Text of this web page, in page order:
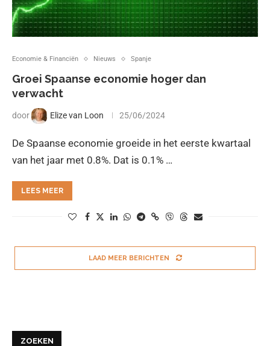
Economie & Financiën Nieuws Spanje
Groei Spaanse economie hoger dan
verwacht
door Elize van Loon 25/06/2024
De Spaanse economie groeide in het eerste kwartaal
van het jaar met 0.8%. Dat is 0.1% …
LEES MEER
LAAD MEER BERICHTEN
ZOEKEN